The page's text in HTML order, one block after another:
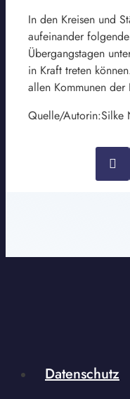
In den Kreisen und
aufeinander
Übergangstagen
in Kraft treten
allen Kommunen der
Quelle/Autorin:Silke
Datenschutz